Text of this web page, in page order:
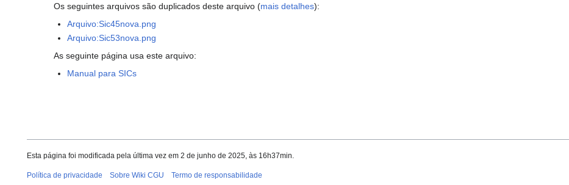
Os seguintes arquivos são duplicados deste arquivo (mais detalhes):
Arquivo:Sic45nova.png
Arquivo:Sic53nova.png
As seguinte página usa este arquivo:
Manual para SICs
Esta página foi modificada pela última vez em 2 de junho de 2025, às 16h37min.
Política de privacidade Sobre Wiki CGU Termo de responsabilidade